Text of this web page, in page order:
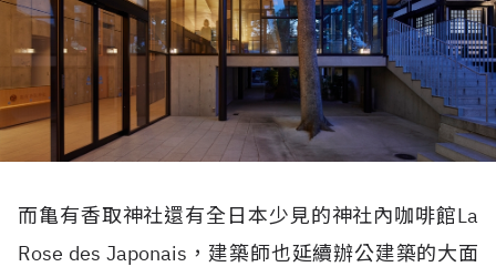
而亀有香取神社還有全日本少見的神社內咖啡館La
Rose des Japonais，建築師也延續辦公建築的大面